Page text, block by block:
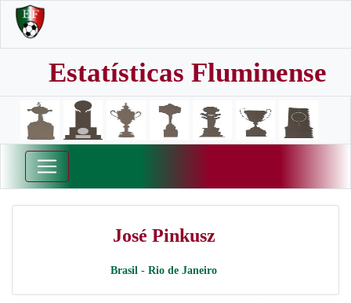
Estatísticas Fluminense
José Pinkusz
Brasil - Rio de Janeiro